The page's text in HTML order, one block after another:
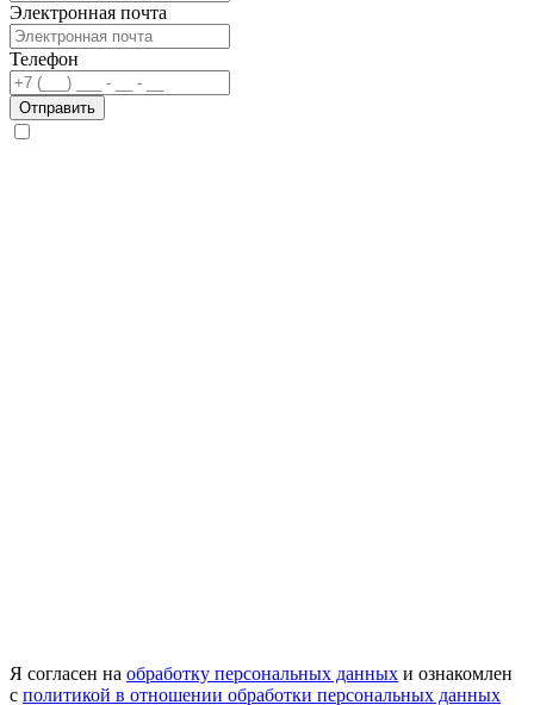
Электронная почта
Телефон
Отправить
Я согласен на обработку персональных данных и ознакомлен
с политикой в отношении обработки персональных данных